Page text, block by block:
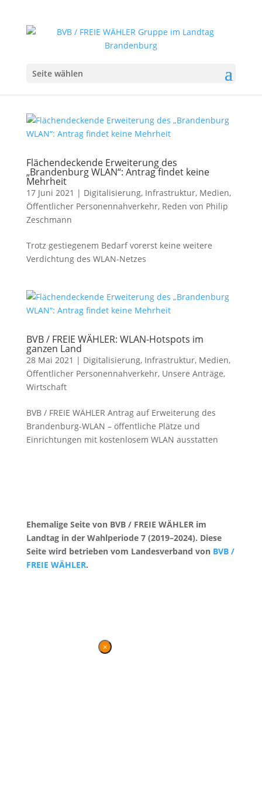
Seite wählen
Flächendeckende Erweiterung des
„Brandenburg WLAN“: Antrag findet keine
Mehrheit
17 Juni 2021 | Digitalisierung, Infrastruktur, Medien,
Öffentlicher Personennahverkehr, Reden von Philip
Zeschmann
Trotz gestiegenem Bedarf vorerst keine weitere
Verdichtung des WLAN-Netzes
BVB / FREIE WÄHLER: WLAN-Hotspots im
ganzen Land
28 Mai 2021 | Digitalisierung, Infrastruktur, Medien,
Öffentlicher Personennahverkehr, Unsere Anträge,
Wirtschaft
BVB / FREIE WÄHLER Antrag auf Erweiterung des
Brandenburg-WLAN – öffentliche Plätze und
Einrichtungen mit kostenlosem WLAN ausstatten
Ehemalige Seite von BVB / FREIE WÄHLER im
Landtag in der Wahlperiode 7 (2019–2024). Diese
Seite wird betrieben vom Landesverband von BVB /
FREIE WÄHLER.
×